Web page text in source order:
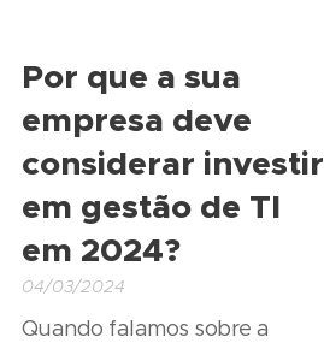
Por que a sua
empresa deve
considerar investir
em gestão de TI
em 2024?
04/03/2024
Quando falamos sobre a